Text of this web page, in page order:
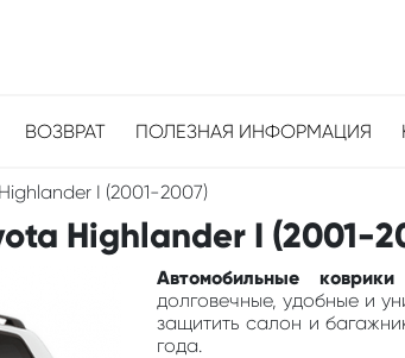
ВОЗВРАТ ПОЛЕЗНАЯ ИНФОРМАЦИЯ
I (2001-2007)
Highlander I (2001-
Автомобильные
долговечные, удобные и
защитить салон и
года.